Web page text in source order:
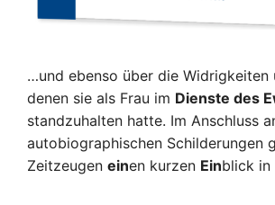
…und ebenso über die Widrigkeiten
denen sie als Frau im Dienste des
standzuhalten hatte. Im Anschluss
autobiographischen Schilderungen
Zeitzeugen einen kurzen Einblick